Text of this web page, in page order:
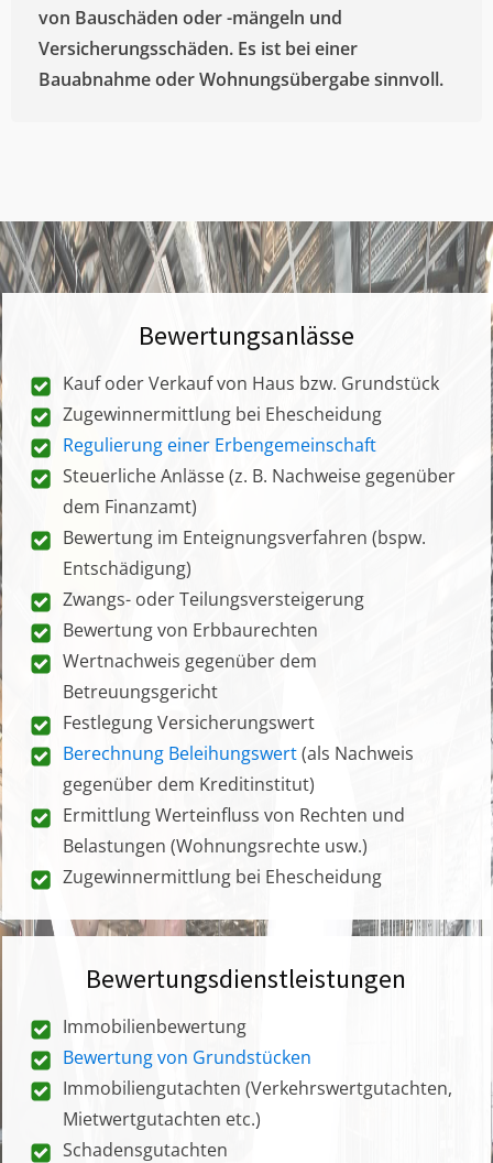
von Bauschäden oder -mängeln und
Versicherungsschäden. Es ist bei einer
Bauabnahme oder Wohnungsübergabe sinnvoll.
Bewertungsanlässe
Kauf oder Verkauf von Haus bzw. Grundstück
Zugewinnermittlung bei Ehescheidung
Regulierung einer Erbengemeinschaft
Steuerliche Anlässe (z. B. Nachweise gegenüber
dem Finanzamt)
Bewertung im Enteignungsverfahren (bspw.
Entschädigung)
Zwangs- oder Teilungsversteigerung
Bewertung von Erbbaurechten
Wertnachweis gegenüber dem
Betreuungsgericht
Festlegung Versicherungswert
Berechnung Beleihungswert(als Nachweis
gegenüber dem Kreditinstitut)
Ermittlung Werteinfluss von Rechten und
Belastungen (Wohnungsrechte usw.)
Zugewinnermittlung bei Ehescheidung
Bewertungsdienstleistungen
Immobilienbewertung
Bewertung von Grundstücken
Immobiliengutachten (Verkehrswertgutachten,
Mietwertgutachten etc.)
Schadensgutachten